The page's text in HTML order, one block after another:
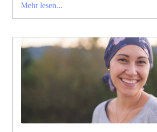
Mehr lesen...